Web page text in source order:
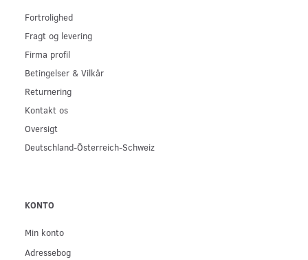
Fortrolighed
Fragt og levering
Firma profil
Betingelser & Vilkår
Returnering
Kontakt os
Oversigt
Deutschland-Österreich-Schweiz
KONTO
Min konto
Adressebog